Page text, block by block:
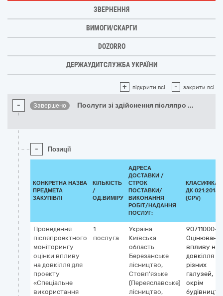
ЗВЕРНЕННЯ
ВИМОГИ/СКАРГИ
DOZORRO
ДЕРЖАУДИТСЛУЖБА УКРАЇНИ
+ відкрити всі - закрити всі
- Завершено Послуги зі здійснення післяпро ...
- Позиції
КОНКРЕТНА НАЗВА
ПРЕДМЕТА
ЗАКУПІВЛІ
КІЛЬКІСТЬ
/
ОД.ВИМІРУ
АДРЕСА
ДОСТАВКИ /
СТРОК
ПОСТАВКИ/
ВИКОНАННЯ
РОБІТ/НАДАННЯ
ПОСЛУГ:
ДК 021:2015
(CPV)
Проведення
післяпроектного
моніторингу
оцінки впливу
на довкілля для
проекту
«Спеціальне
використання
1
послуга
Україна
Київська
область
Березанське
лісництво,
Стовп'язьке
(Переяславське)
лісництво,
90711000-4
впливу на
довкілля
різних
галузей,
окрім